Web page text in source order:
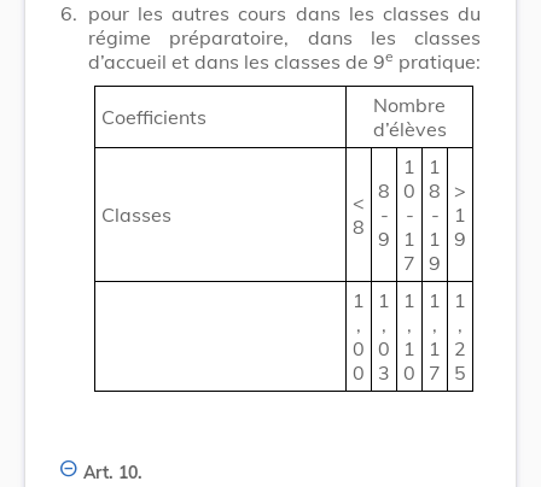
6. pour les autres cours dans les classes du
régime préparatoire, dans les classes
d’accueil et dans les classes de 9e pratique:
Coefficients
Nombre
d’élèves
Classes
<
8
8
-
9
1
0
-
1
7
1
8
-
1
9
>
1
9
1
,
0
0
1
,
0
3
1
,
1
0
1
,
1
7
1
,
2
5
Art. 10.